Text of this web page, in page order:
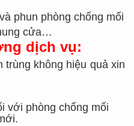
phun phòng chống mối
cửa…
dịch vụ:
trùng không hiệu quả xin
với phòng chống mối